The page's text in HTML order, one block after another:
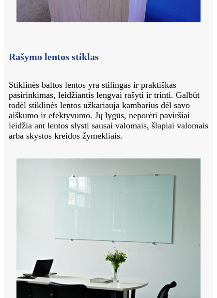
Rašymo lentos stiklas
Stiklinės baltos lentos yra stilingas ir praktiškas
pasirinkimas, leidžiantis lengvai rašyti ir trinti. Galbūt
todėl stiklinės lentos užkariauja kambarius dėl savo
aiškumo ir efektyvumo. Jų lygūs, neporėti paviršiai
leidžia ant lentos slysti sausai valomais, šlapiai valomais
arba skystos kreidos žymekliais.